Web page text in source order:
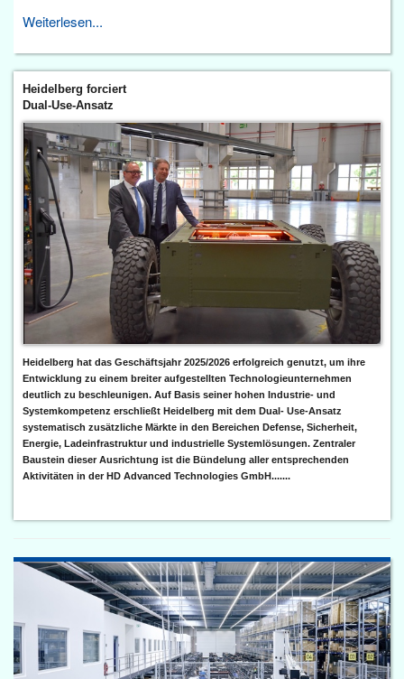
Weiterlesen...
Heidelberg forciert
Dual-Use-Ansatz
Heidelberg hat das Geschäftsjahr 2025/2026 erfolgreich genutzt, um ihre
Entwicklung zu einem breiter aufgestellten Technologieunternehmen
deutlich zu beschleunigen. Auf Basis seiner hohen Industrie- und
Systemkompetenz erschließt Heidelberg mit dem Dual- Use-Ansatz
systematisch zusätzliche Märkte in den Bereichen Defense, Sicherheit,
Energie, Ladeinfrastruktur und industrielle Systemlösungen. Zentraler
Baustein dieser Ausrichtung ist die Bündelung aller entsprechenden
Aktivitäten in der HD Advanced Technologies GmbH.......